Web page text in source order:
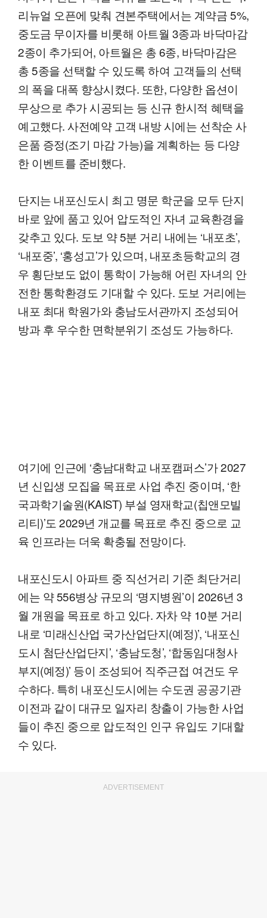
리뉴얼 오픈에 맞춰 견본주택에서는 계약금 5%,
중도금 무이자를 비롯해 아트월 3종과 바닥마감
2종이 추가되어, 아트월은 총 6종, 바닥마감은
총 5종을 선택할 수 있도록 하여 고객들의 선택
의 폭을 대폭 향상시켰다. 또한, 다양한 옵션이
무상으로 추가 시공되는 등 신규 한시적 혜택을
예고했다. 사전예약 고객 내방 시에는 선착순 사
은품 증정(조기 마감 가능)을 계획하는 등 다양
한 이벤트를 준비했다.
단지는 내포신도시 최고 명문 학군을 모두 단지
바로 앞에 품고 있어 압도적인 자녀 교육환경을
갖추고 있다. 도보 약 5분 거리 내에는 ‘내포초’,
‘내포중’, ‘홍성고’가 있으며, 내포초등학교의 경
우 횡단보도 없이 통학이 가능해 어린 자녀의 안
전한 통학환경도 기대할 수 있다. 도보 거리에는
내포 최대 학원가와 충남도서관까지 조성되어
방과 후 우수한 면학분위기 조성도 가능하다.
여기에 인근에 ‘충남대학교 내포캠퍼스’가 2027
년 신입생 모집을 목표로 사업 추진 중이며, ‘한
국과학기술원(KAIST) 부설 영재학교(칩앤모빌
리티)’도 2029년 개교를 목표로 추진 중으로 교
육 인프라는 더욱 확충될 전망이다.
내포신도시 아파트 중 직선거리 기준 최단거리
에는 약 556병상 규모의 ‘명지병원’이 2026년 3
월 개원을 목표로 하고 있다. 자차 약 10분 거리
내로 ‘미래신산업 국가산업단지(예정)’, ‘내포신
도시 첨단산업단지’, ‘충남도청’, ‘합동임대청사
부지(예정)’ 등이 조성되어 직주근접 여건도 우
수하다. 특히 내포신도시에는 수도권 공공기관
이전과 같이 대규모 일자리 창출이 가능한 사업
들이 추진 중으로 압도적인 인구 유입도 기대할
수 있다.
ADVERTISEMENT